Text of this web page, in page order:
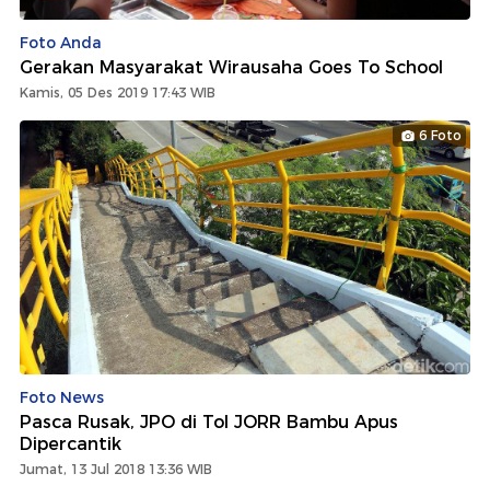
Foto Anda
Gerakan Masyarakat Wirausaha Goes To School
Kamis, 05 Des 2019 17:43 WIB
6 Foto
Foto News
Pasca Rusak, JPO di Tol JORR Bambu Apus
Dipercantik
Jumat, 13 Jul 2018 13:36 WIB